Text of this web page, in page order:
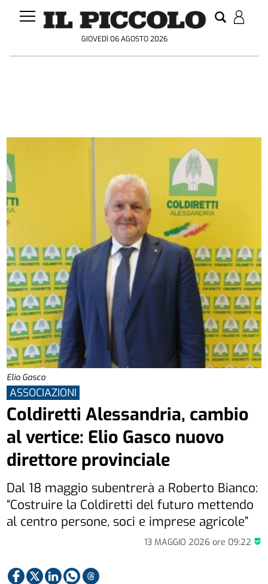
GIOVEDÌ 06 AGOSTO 2026
Elio Gasco
13 MAGGIO 2026 ore 09:22
ASSOCIAZIONI
Coldiretti Alessandria, cambio
al vertice: Elio Gasco nuovo
direttore provinciale
Dal 18 maggio subentrerà a Roberto Bianco:
“Costruire la Coldiretti del futuro mettendo
al centro persone, soci e imprese agricole”